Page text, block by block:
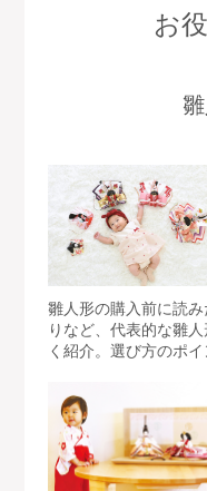
お
雛人形の購入前に読
りなど、代表的な雛
く紹介。選び方のポ